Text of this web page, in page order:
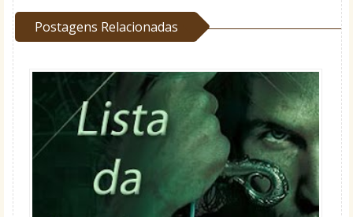
Postagens Relacionadas